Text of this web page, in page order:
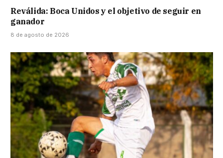
Reválida: Boca Unidos y el objetivo de seguir en
ganador
8 de agosto de 2026